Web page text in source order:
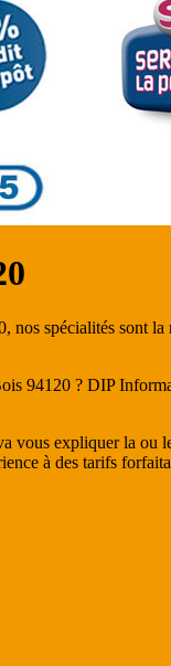
spécialités sont
94120 ? DIP
expliquer la
à des tarifs